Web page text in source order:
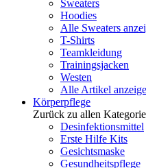
Sweaters
Hoodies
Alle Sweaters
T-Shirts
Teamkleidung
Trainingsjacken
Westen
Alle Artikel
Körperpflege
Zurück zu allen
Desinfektionsmittel
Erste Hilfe Kits
Gesichtsmaske
Gesundheitspflege